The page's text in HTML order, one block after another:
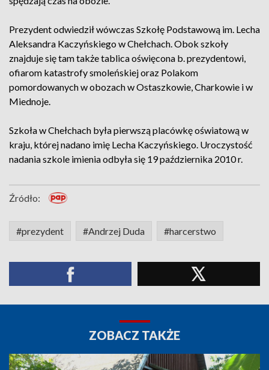
Prezydent odwiedził wówczas Szkołę Podstawową im. Lecha
Aleksandra Kaczyńskiego w Chełchach. Obok szkoły
znajduje się tam także tablica oświęcona b. prezydentowi,
ofiarom katastrofy smoleńskiej oraz Polakom
pomordowanych w obozach w Ostaszkowie, Charkowie i w
Miednoje.
Szkoła w Chełchach była pierwszą placówkę oświatową w
kraju, której nadano imię Lecha Kaczyńskiego. Uroczystość
nadania szkole imienia odbyła się 19 października 2010 r.
Źródło:
#prezydent #Andrzej Duda #harcerstwo
ZOBACZ TAKŻE